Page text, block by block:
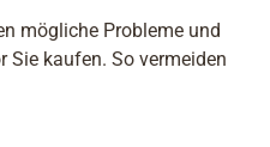
mögliche Probleme und
Sie kaufen. So vermeiden